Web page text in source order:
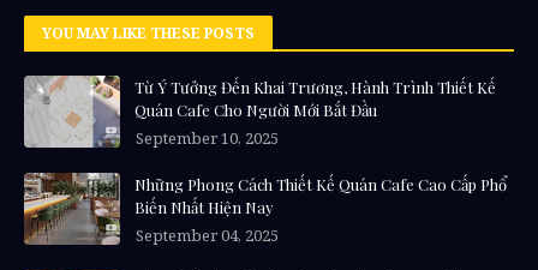
YOU MAY LIKE THESE POSTS
Từ Ý Tưởng Đến Khai Trương, Hành Trình Thiết Kế
Quán Cafe Cho Người Mới Bắt Đầu
September 10, 2025
Những Phong Cách Thiết Kế Quán Cafe Cao Cấp Phổ
Biến Nhất Hiện Nay
September 04, 2025